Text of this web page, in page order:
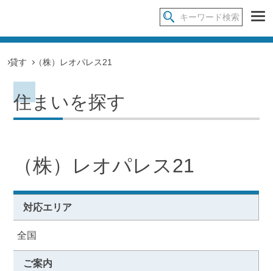
貸す （株）レオパレス21
住まいを探す
（株）レオパレス21
対応エリア
全国
ご案内